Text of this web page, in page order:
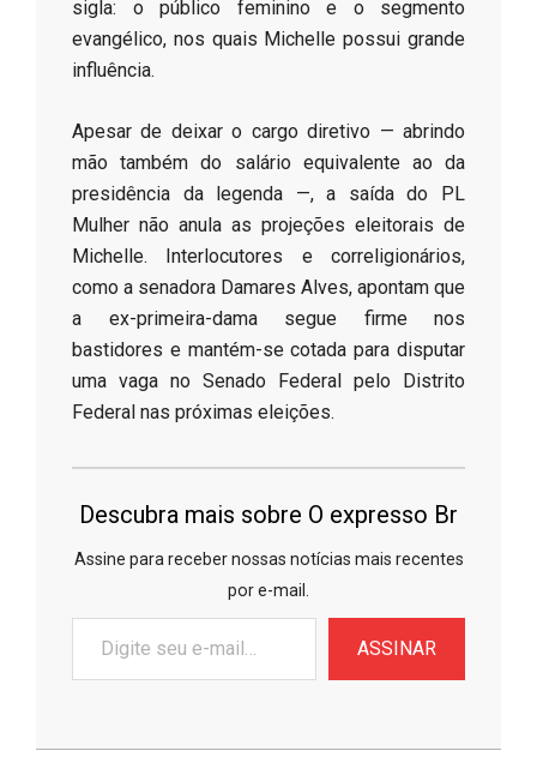
sigla: o público feminino e o segmento
evangélico, nos quais Michelle possui grande
influência.
​Apesar de deixar o cargo diretivo — abrindo
mão também do salário equivalente ao da
presidência da legenda —, a saída do PL
Mulher não anula as projeções eleitorais de
Michelle. Interlocutores e correligionários,
como a senadora Damares Alves, apontam que
a ex-primeira-dama segue firme nos
bastidores e mantém-se cotada para disputar
uma vaga no Senado Federal pelo Distrito
Federal nas próximas eleições.
Descubra mais sobre O expresso Br
Assine para receber nossas notícias mais recentes
por e-mail.
seu
e-
ASSINAR
2026-